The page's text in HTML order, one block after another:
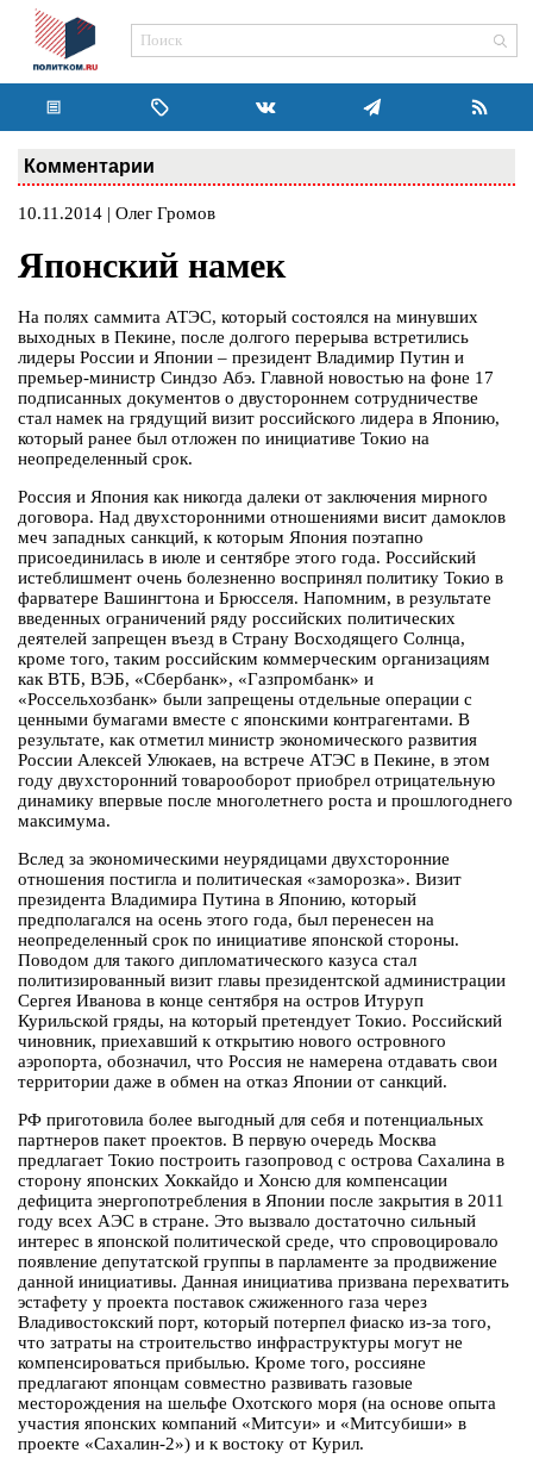
Комментарии
10.11.2014 | Олег Громов
Японский намек
На полях саммита АТЭС, который состоялся на минувших
выходных в Пекине, после долгого перерыва встретились
лидеры России и Японии – президент Владимир Путин и
премьер-министр Синдзо Абэ. Главной новостью на фоне 17
подписанных документов о двустороннем сотрудничестве
стал намек на грядущий визит российского лидера в Японию,
который ранее был отложен по инициативе Токио на
неопределенный срок.
Россия и Япония как никогда далеки от заключения мирного
договора. Над двухсторонними отношениями висит дамоклов
меч западных санкций, к которым Япония поэтапно
присоединилась в июле и сентябре этого года. Российский
истеблишмент очень болезненно воспринял политику Токио в
фарватере Вашингтона и Брюсселя. Напомним, в результате
введенных ограничений ряду российских политических
деятелей запрещен въезд в Страну Восходящего Солнца,
кроме того, таким российским коммерческим организациям
как ВТБ, ВЭБ, «Сбербанк», «Газпромбанк» и
«Россельхозбанк» были запрещены отдельные операции с
ценными бумагами вместе с японскими контрагентами. В
результате, как отметил министр экономического развития
России Алексей Улюкаев, на встрече АТЭС в Пекине, в этом
году двухсторонний товарооборот приобрел отрицательную
динамику впервые после многолетнего роста и прошлогоднего
максимума.
Вслед за экономическими неурядицами двухсторонние
отношения постигла и политическая «заморозка». Визит
президента Владимира Путина в Японию, который
предполагался на осень этого года, был перенесен на
неопределенный срок по инициативе японской стороны.
Поводом для такого дипломатического казуса стал
политизированный визит главы президентской администрации
Сергея Иванова в конце сентября на остров Итуруп
Курильской гряды, на который претендует Токио. Российский
чиновник, приехавший к открытию нового островного
аэропорта, обозначил, что Россия не намерена отдавать свои
территории даже в обмен на отказ Японии от санкций.
РФ приготовила более выгодный для себя и потенциальных
партнеров пакет проектов. В первую очередь Москва
предлагает Токио построить газопровод с острова Сахалина в
сторону японских Хоккайдо и Хонсю для компенсации
дефицита энергопотребления в Японии после закрытия в 2011
году всех АЭС в стране. Это вызвало достаточно сильный
интерес в японской политической среде, что спровоцировало
появление депутатской группы в парламенте за продвижение
данной инициативы. Данная инициатива призвана перехватить
эстафету у проекта поставок сжиженного газа через
Владивостокский порт, который потерпел фиаско из-за того,
что затраты на строительство инфраструктуры могут не
компенсироваться прибылью. Кроме того, россияне
предлагают японцам совместно развивать газовые
месторождения на шельфе Охотского моря (на основе опыта
участия японских компаний «Митсуи» и «Митсубиши» в
проекте «Сахалин-2») и к востоку от Курил.